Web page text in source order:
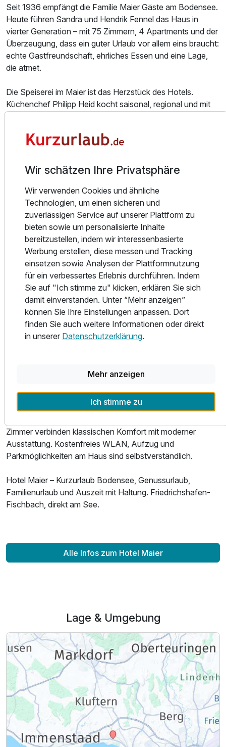
Doppelzimmer Haupthaus
2 Erwachsene
Ausstattung
Für 4 Tage p.P. ab370,00 €
Doppelzimmer Klassik
2 Erwachsene
Ausstattung
Seit 1936 empfängt die Familie Maier Gäste am Bodensee.
Heute führen Sandra und Hendrik Fennel das Haus in
vierter Generation – mit 75 Zimmern, 4 Apartments und der
Überzeugung, dass ein guter Urlaub vor allem eins braucht:
echte Gastfreundschaft, ehrliches Essen und eine Lage,
die atmet.
Die Speiserei im Maier ist das Herzstück des Hotels.
Küchenchef Philipp Heid kocht saisonal, regional und mit
bringt er den Bodensee auf den Teller – von der regionalen
derselben Philosophie: Bio-Eier, Allgäuer Käse,
hausgemachtes Müsli, Bodensee-Obst und frische
Brötchen vom Bäcker.
Der Saunabereich mit Dachterrasse liegt im obersten
Stockwerk – mit freiem Blick auf den Bodensee und die
Schweizer Alpen. Auf Wunsch ergänzen Massagen mit
Bio-Ölen das Entspannungsangebot. Für Gäste, die mehr
Wasserfläche suchen, liegt die Therme Meersburg in kurzer
Fahrtzeit.
Fischbach liegt an der breitesten Stelle des Bodensees.
Der Naturstrand und das Freibad sind fünf Gehminuten
entfernt. Das Ravensburger Spieleland ist 30 Fahrminuten
entfernt, die Blumeninsel Mainau per Schiff erreichbar, die
Bodensee-Radweg führt direkt vorbei.
Alle 75 Zimmer sind klimatisiert und mit kostenfreier Minibar
ausgestattet. Die Design-Zimmer im Hofhaus bieten edle
Zimmer verbinden klassischen Komfort mit moderner
Ausstattung. Kostenfreies WLAN, Aufzug und
Parkmöglichkeiten am Haus sind selbstverständlich.
Hotel Maier – Kurzurlaub Bodensee, Genussurlaub,
Familienurlaub und Auszeit mit Haltung. Friedrichshafen-
Fischbach, direkt am See.
Alle Infos zum Hotel Maier
Lage & Umgebung
Wir schätzen Ihre Privatsphäre
Wir verwenden Cookies und ähnliche
Technologien, um einen sicheren und
zuverlässigen Service auf unserer Plattform zu
bieten sowie um personalisierte Inhalte
bereitzustellen, indem wir interessenbasierte
Werbung erstellen, diese messen und Tracking
einsetzen sowie Analysen der Plattformnutzung
für ein verbessertes Erlebnis durchführen. Indem
Sie auf "Ich stimme zu" klicken, erklären Sie sich
damit einverstanden. Unter “Mehr anzeigen”
können Sie Ihre Einstellungen anpassen. Dort
finden Sie auch weitere Informationen oder direkt
in unserer Datenschutzerklärung.
Mehr anzeigen
Ich stimme zu